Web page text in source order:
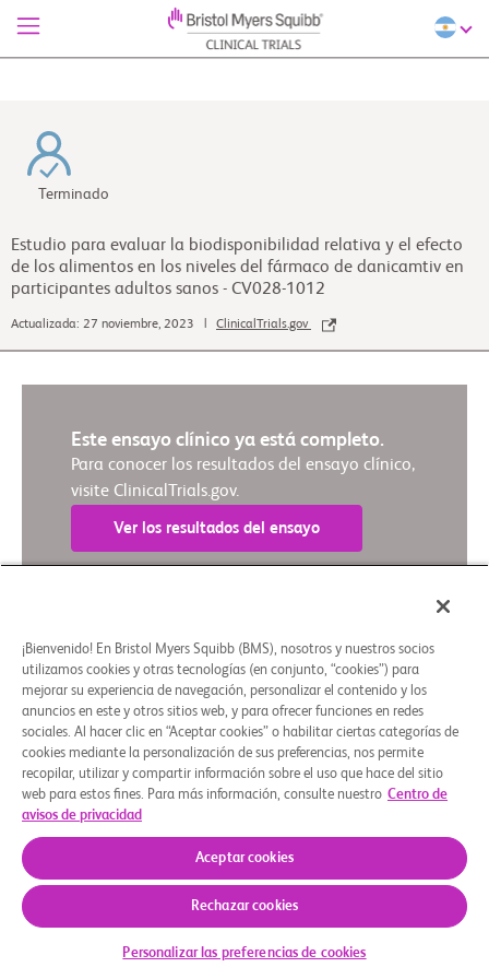
Terminado
Estudio para evaluar la biodisponibilidad relativa y el efecto
de los alimentos en los niveles del fármaco de danicamtiv en
participantes adultos sanos - CV028-1012
Actualizada: 27 noviembre, 2023 | ClinicalTrials.gov
Este ensayo clínico ya está completo.
Para conocer los resultados del ensayo clínico,
visite ClinicalTrials.gov.
Ver los resultados del ensayo
Resumen en lenguaje sencillo
Aviso legal Política de privacidad Preferencias de cookies
© 2026 Bristol-Myers Squibb Company
¡Bienvenido! En Bristol Myers Squibb (BMS), nosotros y nuestros socios
utilizamos cookies y otras tecnologías (en conjunto, “cookies”) para
mejorar su experiencia de navegación, personalizar el contenido y los
anuncios en este y otros sitios web, y para ofrecer funciones en redes
sociales. Al hacer clic en “Aceptar cookies” o habilitar ciertas categorías de
cookies mediante la personalización de sus preferencias, nos permite
recopilar, utilizar y compartir información sobre el uso que hace del sitio
web para estos fines. Para más información, consulte nuestro Centro de
avisos de privacidad
Aceptar cookies
Rechazar cookies
Personalizar las preferencias de cookies